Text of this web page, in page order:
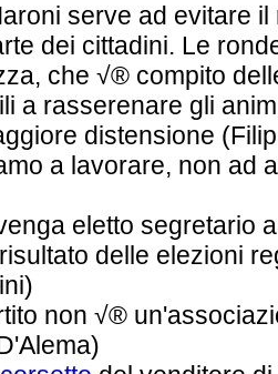
serve ad evitare
dei cittadini. Le
che √® compito
a rasserenare gli
distensione
a lavorare, non ad
eletto segretario
delle elezioni
non √®